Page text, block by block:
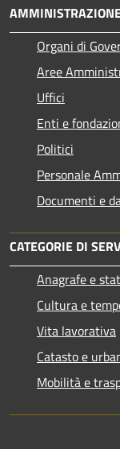
Organi di
Aree
Uffici
Enti e
Politici
Personale
Documenti e
CATEGORIE DI
Anagrafe e
Cultura e
Vita lavorativa
Catasto e
Mobilità e